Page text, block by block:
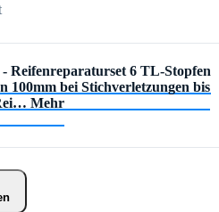
Reifenreparaturset 6 TL-Stopfen
100mm bei Stichverletzungen bis
Mehr